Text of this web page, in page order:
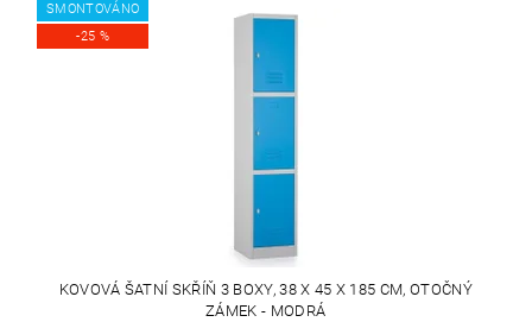
SMONTOVÁNO
-25 %
KOVOVÁ ŠATNÍ SKŘÍŇ 3 BOXY, 38 X 45 X 185 CM, OTOČNÝ
ZÁMEK - MODRÁ